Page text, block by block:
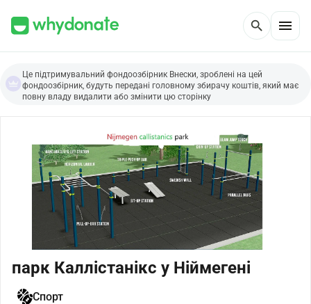
search menu
Це підтримувальний фондоозбірник Внески, зроблені на цей
фондоозбірник, будуть передані головному збирачу коштів, який має
повну владу видалити або змінити цю сторінку
парк Каллістанікс у Ніймегені
Спорт